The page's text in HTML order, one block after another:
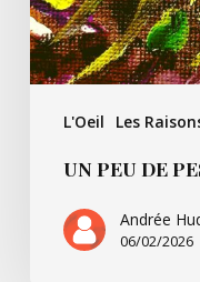
L'Oeil Les
UN PEU DE
Andrée
06/02/2026